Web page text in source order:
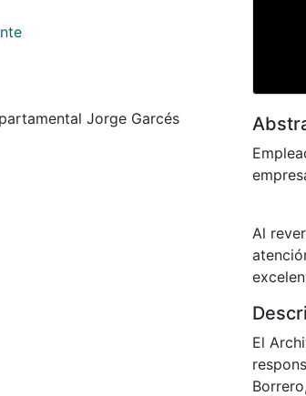
Jorge Garcés
Al
El